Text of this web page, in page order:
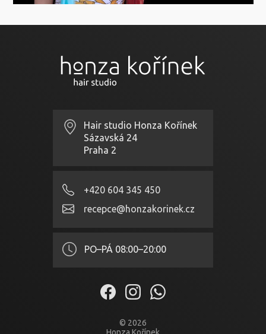
Hair studio Honza Kořínek
Sázavská 24
Praha 2
+420 604 345 450
recepce@honzakorinek.cz
PO–PÁ 08:00–20:00
© 2026